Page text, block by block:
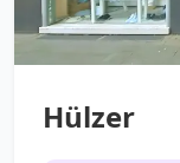
Hülzer